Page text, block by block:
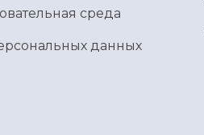
среда
данных